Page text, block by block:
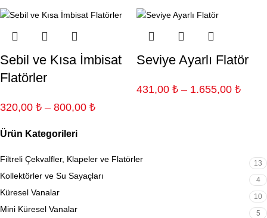
Ürün Kategorileri
Filtreli Çekvalfler, Klapeler ve Flatörler 13
Kollektörler ve Su Sayaçları 4
Küresel Vanalar 10
Mini Küresel Vanalar 5
Sebil ve Kısa İmbisat
Flatörler
320,00 ₺ – 800,00 ₺
Seviye Ayarlı Flatör
431,00 ₺ – 1.655,00 ₺